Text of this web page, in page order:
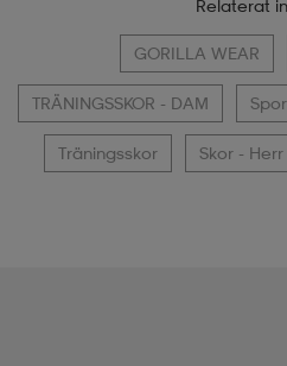
Relaterat
GORILLA WEAR
TRÄNINGSSKOR - DAM
Träningsskor Skor - Herr